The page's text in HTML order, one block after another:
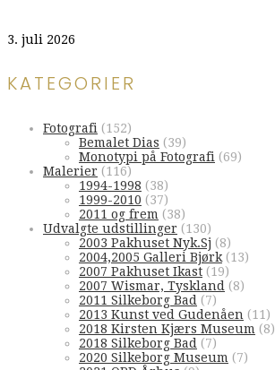
3. juli 2026
KATEGORIER
Fotografi (152)
Bemalet Dias (39)
Monotypi på Fotografi (69)
Malerier (116)
1994-1998 (38)
1999-2010 (37)
2011 og frem (38)
Udvalgte udstillinger (130)
2003 Pakhuset Nyk.Sj (8)
2004,2005 Galleri Bjørk (13)
2007 Pakhuset Ikast (19)
2007 Wismar, Tyskland (8)
2011 Silkeborg Bad (7)
2013 Kunst ved Gudenåen (11)
2018 Kirsten Kjærs Museum (8)
2018 Silkeborg Bad (7)
2020 Silkeborg Museum (7)